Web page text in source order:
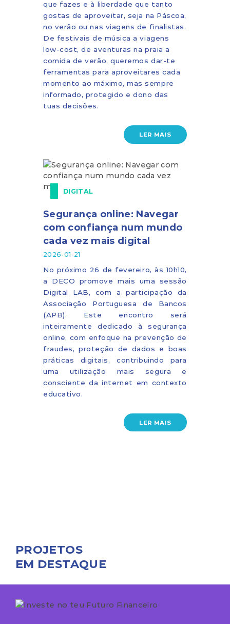
que fazes e à liberdade que tanto
gostas de aproveitar, seja na Páscoa,
no verão ou nas viagens de finalistas.
De festivais de música a viagens
low-cost, de aventuras na praia a
comida de verão, queremos dar-te
ferramentas para aproveitares cada
momento ao máximo, mas sempre
informado, protegido e dono das
tuas decisões.
LER MAIS
DIGITAL
Segurança online: Navegar
com confiança num mundo
cada vez mais digital
2026-01-21
No próximo 26 de fevereiro, às 10h10,
a DECO promove mais uma sessão
Digital LAB, com a participação da
Associação Portuguesa de Bancos
(APB). Este encontro será
inteiramente dedicado à segurança
online, com enfoque na prevenção de
fraudes, proteção de dados e boas
práticas digitais, contribuindo para
uma utilização mais segura e
consciente da internet em contexto
educativo.
LER MAIS
PROJETOS
EM DESTAQUE